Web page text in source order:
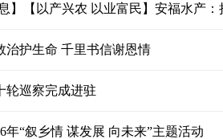
息】【以产兴农 以业富民】安福水产
治护生命 千里书信谢恩情
轮巡察完成进驻
年“叙乡情 谋发展 向未来”主题活动